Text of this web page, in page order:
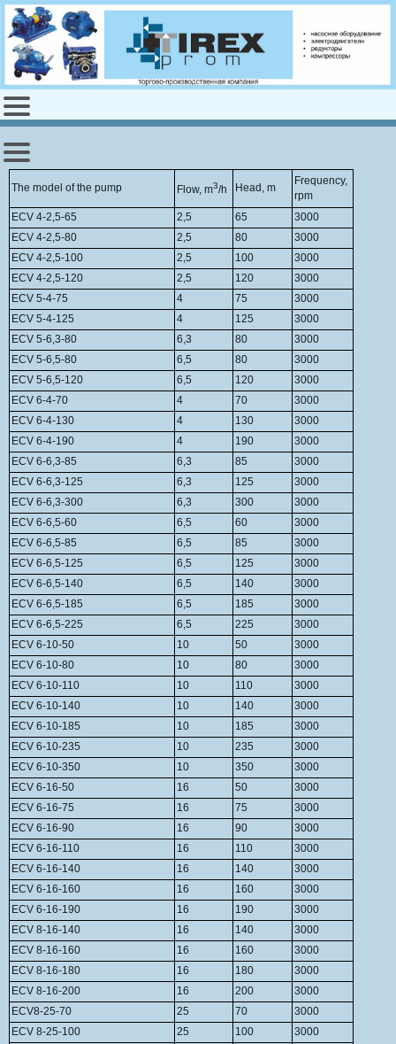
The model of the pump Flow, m3/h Head, m
Frequency,
rpm
ECV 4-2,5-65
2,5 65
3000
ECV 4-2,5-80
2,5 80
3000
ECV 4-2,5-100
2,5 100
3000
ECV 4-2,5-120
2,5 120
3000
ECV 5-4-75
4 75
3000
ECV 5-4-125
4 125
3000
ECV 5-6,3-80
6,3 80
3000
ECV 5-6,5-80
6,5 80
3000
ECV 5-6,5-120
6,5 120
3000
ECV 6-4-70
4 70
3000
ECV 6-4-130
4 130
3000
ECV 6-4-190
4 190
3000
ECV 6-6,3-85
6,3 85
3000
ECV 6-6,3-125
6,3 125
3000
ECV 6-6,3-300
6,3 300
3000
ECV 6-6,5-60
6,5 60
3000
ECV 6-6,5-85
6,5 85
3000
ECV 6-6,5-125
6,5 125
3000
ECV 6-6,5-140
6,5 140
3000
ECV 6-6,5-185
6,5 185
3000
ECV 6-6,5-225
6,5 225
3000
ECV 6-10-50
10 50
3000
ECV 6-10-80
10 80
3000
ECV 6-10-110
10 110
3000
ECV 6-10-140
10 140
3000
ECV 6-10-185
10 185
3000
ECV 6-10-235
10 235
3000
ECV 6-10-350
10 350
3000
ECV 6-16-50
16 50
3000
ECV 6-16-75
16 75
3000
ECV 6-16-90
16 90
3000
ECV 6-16-110
16 110
3000
ECV 6-16-140
16 140
3000
ECV 6-16-160
16 160
3000
ECV 6-16-190
16 190
3000
ECV 8-16-140
16 140
3000
ECV 8-16-160
16 160
3000
ECV 8-16-180
16 180
3000
ECV 8-16-200
16 200
3000
ECV8-25-70
25 70
3000
ECV 8-25-100
25 100
3000